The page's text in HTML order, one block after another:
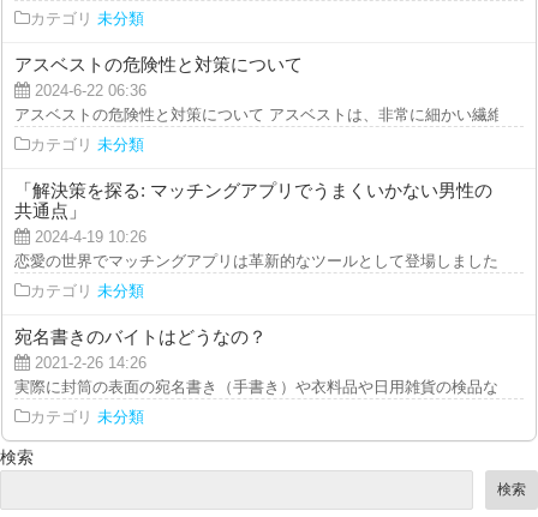
カテゴリ 未分類
アスベストの危険性と対策について
2024-6-22 06:36
アスベストの危険性と対策について アスベストは、非常に細かい繊維を
カテゴリ 未分類
「解決策を探る: マッチングアプリでうまくいかない男性の
共通点」
2024-4-19 10:26
恋愛の世界でマッチングアプリは革新的なツールとして登場しましたが、
カテゴリ 未分類
宛名書きのバイトはどうなの？
2021-2-26 14:26
実際に封筒の表面の宛名書き（手書き）や衣料品や日用雑貨の検品など単
カテゴリ 未分類
検索
検索